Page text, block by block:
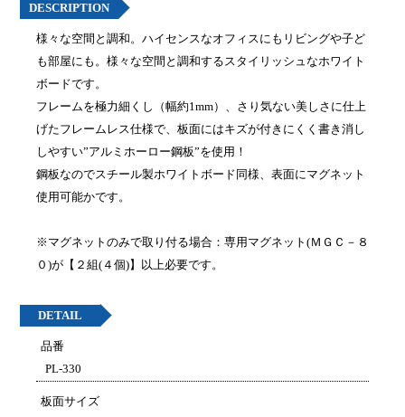
DESCRIPTION
様々な空間と調和。ハイセンスなオフィスにもリビングや子ど
も部屋にも。様々な空間と調和するスタイリッシュなホワイト
ボードです。
フレームを極力細くし（幅約1mm）、さり気ない美しさに仕上
げたフレームレス仕様で、板面にはキズが付きにくく書き消し
しやすい”アルミホーロー鋼板”を使用！
鋼板なのでスチール製ホワイトボード同様、表面にマグネット
使用可能かです。
※マグネットのみで取り付る場合：専用マグネット(ＭＧＣ－８
０)が【２組(４個)】以上必要です。
DETAIL
品番
PL-330
板面サイズ